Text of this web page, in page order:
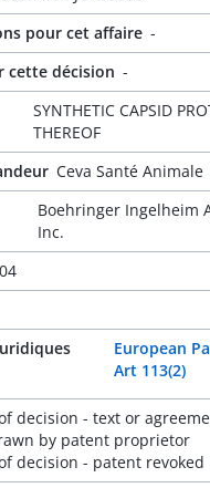
pour cet affaire -
cette décision -
SYNTHETIC CAPSID
THEREOF
Ceva Santé Animale
Boehringer Ingelheim
Inc.
European
Art 113(2)
decision - text or
by patent proprietor
decision - patent revoked